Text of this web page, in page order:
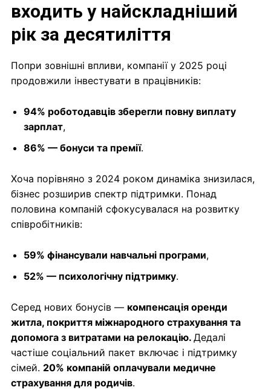
входить у найскладніший
рік за десятиліття
Попри зовнішні впливи, компанії у 2025 році
продовжили інвестувати в працівників:
94% роботодавців зберегли повну виплату
зарплат,
86% — бонуси та премії.
Хоча порівняно з 2024 роком динаміка знизилася,
бізнес розширив спектр підтримки. Понад
половина компаній сфокусувалася на розвитку
співробітників:
59% фінансували навчальні програми,
52% — психологічну підтримку.
Серед нових бонусів — компенсація оренди
житла, покриття міжнародного страхування та
допомога з витратами на релокацію. Дедалі
частіше соціальний пакет включає і підтримку
сімей. 20% компаній оплачували медичне
страхування для родичів.